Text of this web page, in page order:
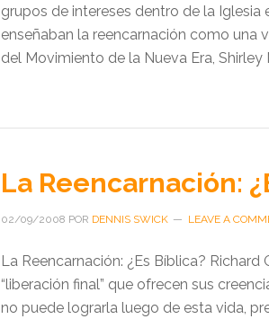
grupos de intereses dentro de la Iglesia
enseñaban la reencarnación como una
del Movimiento de la Nueva Era,
La Reencarnación:
02/09/2008 POR DENNIS SWICK LEAVE A
La Reencarnación: ¿Es Bíblica? Richard
“liberación final” que ofrecen sus
no puede lograrla luego de esta vida,